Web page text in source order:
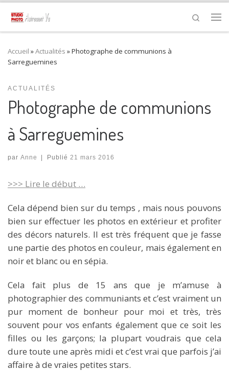
Passer au contenu
Search
Accueil »Actualités »Photographe de communions à
Sarreguemines
ACTUALITÉS
Photographe de communions
à Sarreguemines
par Anne Publié 21 mars 2016
>>> Lire le début …
Cela dépend bien sur du temps , mais nous pouvons
bien sur effectuer les photos en extérieur et profiter
des décors naturels. Il est très fréquent que je fasse
une partie des photos en couleur, mais également en
noir et blanc ou en sépia.
Cela fait plus de 15 ans que je m’amuse à
photographier des communiants et c’est vraiment un
pur moment de bonheur pour moi et très, très
souvent pour vos enfants également que ce soit les
filles ou les garçons; la plupart voudrais que cela
dure toute une après midi et c’est vrai que parfois j’ai
affaire à de vraies petites stars.